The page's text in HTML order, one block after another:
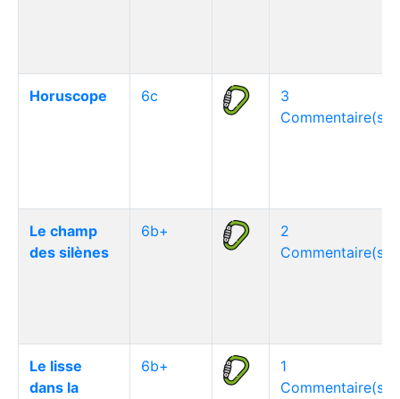
Horuscope 6c
3
Commentaire(s)
Le champ
des silènes
6b+
2
Commentaire(s)
Le lisse
dans la
6b+
1
Commentaire(s)